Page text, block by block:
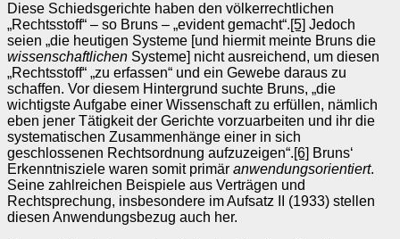
Diese Schiedsgerichte haben den völkerrechtlichen
„Rechtsstoff“ – so Bruns – „evident gemacht“.[5] Jedoch
seien „die heutigen Systeme [und hiermit meinte Bruns die
wissenschaftlichen Systeme] nicht ausreichend, um diesen
„Rechtsstoff“ „zu erfassen“ und ein Gewebe daraus zu
schaffen. Vor diesem Hintergrund suchte Bruns, „die
wichtigste Aufgabe einer Wissenschaft zu erfüllen, nämlich
eben jener Tätigkeit der Gerichte vorzuarbeiten und ihr die
systematischen Zusammenhänge einer in sich
geschlossenen Rechtsordnung aufzuzeigen“.[6] Bruns‘
Erkenntnisziele waren somit primär anwendungsorientiert.
Seine zahlreichen Beispiele aus Verträgen und
Rechtsprechung, insbesondere im Aufsatz II (1933) stellen
diesen Anwendungsbezug auch her.